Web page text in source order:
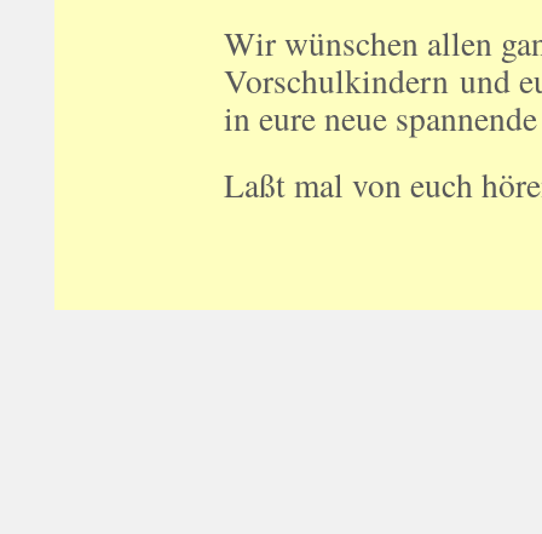
Wir wünschen allen
Vorschulkindern und
in eure neue
Laßt mal von euch